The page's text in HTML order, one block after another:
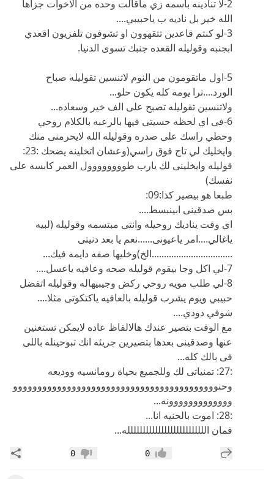
2-لا تنادينه باسمه زي ماقالت وحده من الاخوات جزاها
الله خير بل ناديه ب ياحبيبي....
3-لو كنتم قاعدين تتقهوون او تشوفون تلفزيون اقعدي
ابجنبه وقوليله القعده جنبك تسوى الدنيا.
5-اول ماتقومون من النوم لاتنسين تقوليله صباح
الورد....ترا يومه كله يكون حلو...
ولاتنسين تقوليله تصبح على الف خير وسعاده...
6-فى اي لحظه حسيتى فيها بالرعبه بالكلام روحي
وحطي راسك على صدره وقوليله الله لايحرمنى منك
وايخليك لي تاج فوق راسي(وعشان اتخلينه يضحك :23:
قوليله وايخلينى لك يارب طوووووووول العمر كابسه على
نفسك)
طبعا هو بيصير كذا:09:
بس صدقينى ابينبسط....
اي وقت يناديك روحيله وانتى مبتسمه وقوليله (لبيه
ياغالي....امر ياعيونى......نعم يا بعد دنيتى
.................................الخ)وخليها صفه دايمه فيك...
7-لي اكل وجا بيقوم قوليله صحه وعافيه ياعسل....
8-لي طلب مويه روحي ركض وجيبيهاله وقوليله اتفضل
حبيبي ويوم يشرب قوليله بالعافيه ياكتكوتى مثلا....
شوفي دودي....
مع الوقت بتصير عندك هالالفاظ عاده لايمكن تستغنين
عنها وصدقينى بعدها بتصيرين جريئه انك تبوحينله باللى
فى بالك كله...
:27: تمنياتى لك وللجميع بحياة رومانسيه ووديعه
وحنوووووووووووووووووووووووووووووووووووووووووو
ووووووووووووونه...
:28: اموت بالحنيه انا...
فمان الللللللللللللللللللللللللله...
إضافة رد جديد إعجاب0 عدم إعجاب
0